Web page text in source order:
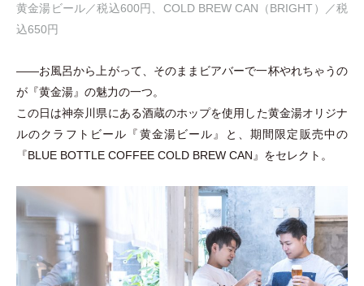
黄金湯ビール／税込600円、COLD BREW CAN （BRIGHT）
／税
込650円
――お風呂から上がって、そのままビアバーで一杯やれちゃうの
が『黄金湯』の魅力の一つ。
この日は神奈川県にある酒蔵のホップを使用した黄金湯オリジナ
ルのクラフトビール『黄金湯ビール』と、期間限定販売中の
『BLUE BOTTLE COFFEE COLD BREW CAN』をセレクト。